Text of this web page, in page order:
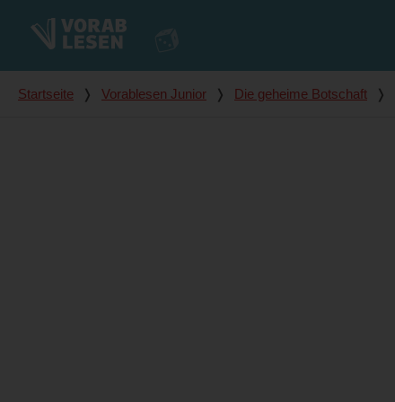
Du bist hier
Startseite ❭ Vorablesen Junior ❭ Die geheime Botschaft ❭